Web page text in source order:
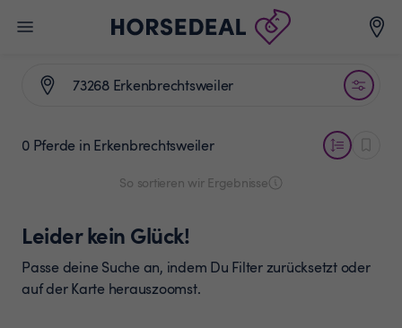
0 Pferde in Erkenbrechtsweiler
So sortieren wir Ergebnisse
Leider kein Glück!
Passe deine Suche an, indem Du Filter zurücksetzt oder
auf der Karte herauszoomst.